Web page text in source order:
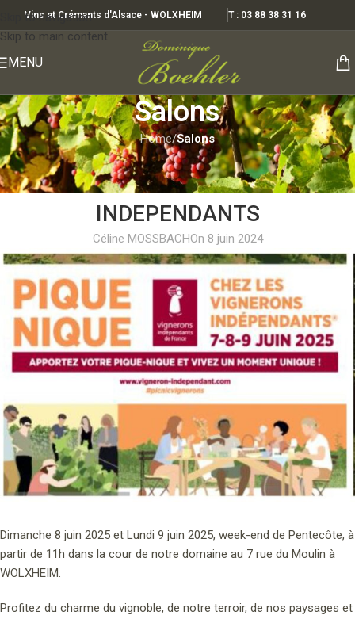
Skip to navigation
Skip to main content
Vins et Crémants d'Alsace - WOLXHEIM T : 03 88 38 31 16
MENU
Salons
Home/Salons
SALONS
PIQUE NIQUE chez les VIGNERONS
INDEPENDANTS
Céline MOSSBACHOn 8 juin 2024
Dimanche 8 juin 2025 et Lundi 9 juin 2025, week-end de Pentecôte, à
partir de 11h dans la cour de notre domaine au 7 rue du Moulin à
WOLXHEIM.
Profitez du charme du vignoble, de notre terroir, de nos paysages et